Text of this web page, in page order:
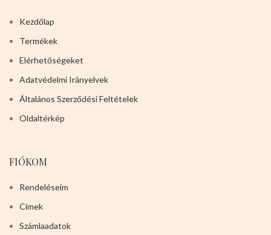
Kezdőlap
Termékek
Elérhetőségeket
Adatvédelmi Irányelvek
Általános Szerződési Feltételek
Oldaltérkép
FIÓKOM
Rendeléseim
Címek
Számlaadatok